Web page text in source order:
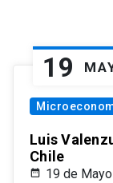
19
Luis
Chile
19 de